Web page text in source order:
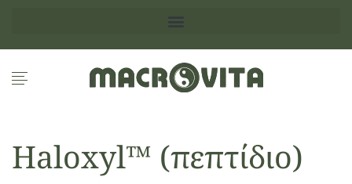
Haloxyl™ (πεπτίδιο)